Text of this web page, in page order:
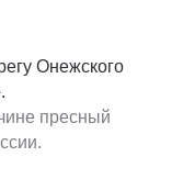
Онежского
пресный